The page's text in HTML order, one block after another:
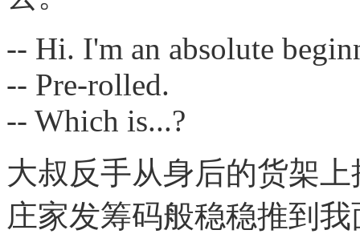
-- Hi. I'm an absolute
-- Pre-rolled.
-- Which is...?
大叔反手从身后的货架
庄家发筹码般稳稳推到